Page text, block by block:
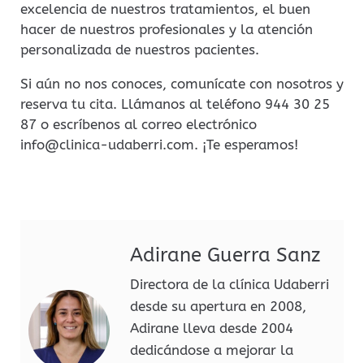
excelencia de nuestros tratamientos, el buen
hacer de nuestros profesionales y la atención
personalizada de nuestros pacientes.
Si aún no nos conoces, comunícate con nosotros y
reserva tu cita. Llámanos al teléfono 944 30 25
87 o escríbenos al correo electrónico
info@clinica-udaberri.com. ¡Te esperamos!
Adirane Guerra Sanz
Directora de la clínica Udaberri
desde su apertura en 2008,
Adirane lleva desde 2004
dedicándose a mejorar la